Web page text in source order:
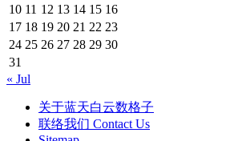
10 11 12 13 14 15 16
17 18 19 20 21 22 23
24 25 26 27 28 29 30
31
« Jul
关于蓝天白云数格子
联络我们 Contact Us